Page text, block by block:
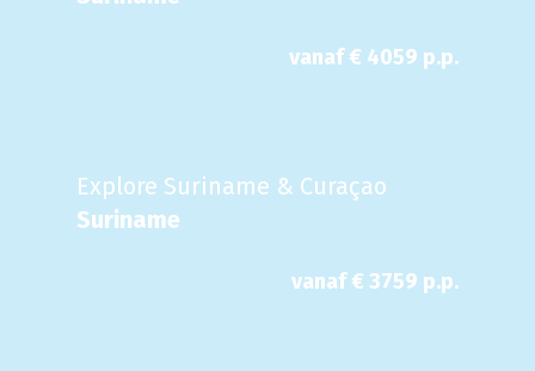
vanaf € 4059 p.p.
Explore Suriname & Curaçao
Suriname
vanaf € 3759 p.p.